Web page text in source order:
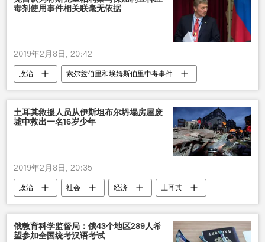
毒剂使用事件相关联毫无依据
2019年2月8日, 20:42
政治
索尔兹伯里和埃姆斯伯里中毒事件
俄罗斯
土耳其救援人员从伊斯坦布尔坍塌房屋废
墟中救出一名16岁少年
2019年2月8日, 20:35
政治 社会 经济 土耳其
俄教育科学监督局：俄43个地区289人希
望参加全国统考汉语考试